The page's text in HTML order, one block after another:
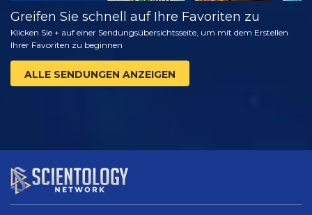
Greifen Sie schnell auf Ihre Favoriten zu
Klicken Sie + auf einer Sendungsübersichtsseite, um mit dem Erstellen
Ihrer Favoriten zu beginnen
ALLE SENDUNGEN ANZEIGEN